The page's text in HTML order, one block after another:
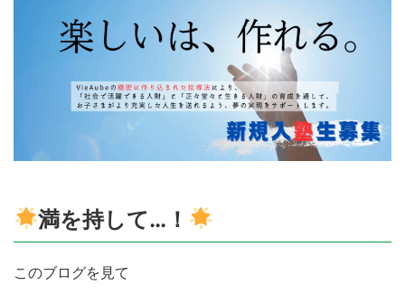
満を持して…！
このブログを見て